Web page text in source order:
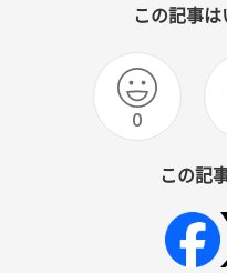
この記事
0
この記